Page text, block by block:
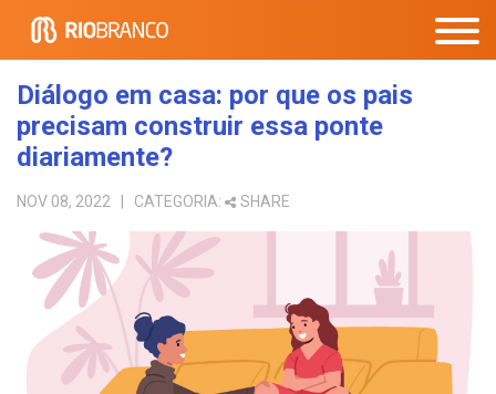
Diálogo em casa: por que os pais
precisam construir essa ponte
diariamente?
NOV 08, 2022 | CATEGORIA: SHARE